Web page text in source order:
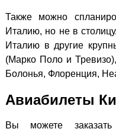
Также можно
Италию, но не в
Италию в другие
(Марко Поло и
Болонья, Флоренция,
Авиабилеты
Вы можете